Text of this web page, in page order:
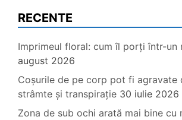
RECENTE
Imprimeul floral: cum îl porți într-un
august 2026
Coșurile de pe corp pot fi agravate
strâmte și transpirație 30 iulie 2026
Zona de sub ochi arată mai bine cu